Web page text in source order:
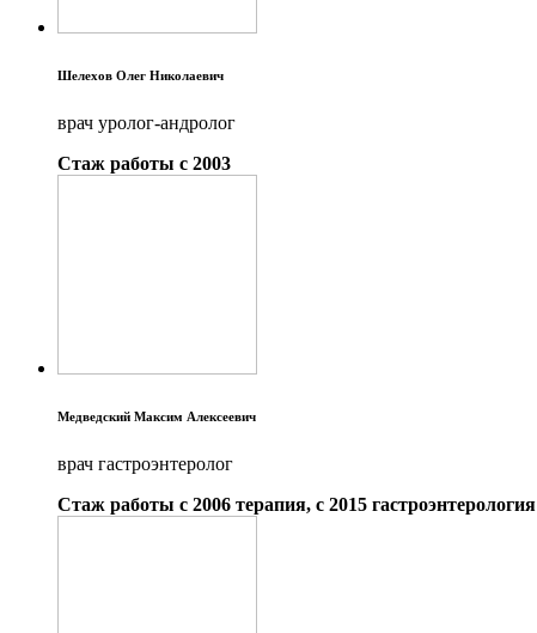
Шелехов Олег Николаевич
врач уролог-андролог
Стаж работы с 2003
Медведский Максим Алексеевич
врач гастроэнтеролог
Стаж работы с 2006 терапия, с 2015 гастроэнтерология